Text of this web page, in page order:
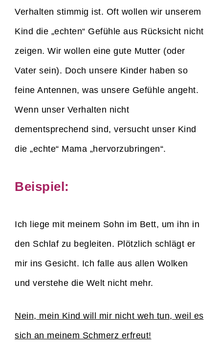
Verhalten stimmig ist. Oft wollen wir unserem
Kind die „echten“ Gefühle aus Rücksicht nicht
zeigen. Wir wollen eine gute Mutter (oder
Vater sein). Doch unsere Kinder haben so
feine Antennen, was unsere Gefühle angeht.
Wenn unser Verhalten nicht
dementsprechend sind, versucht unser Kind
die „echte“ Mama „hervorzubringen“.
Beispiel:
Ich liege mit meinem Sohn im Bett, um ihn in
den Schlaf zu begleiten. Plötzlich schlägt er
mir ins Gesicht. Ich falle aus allen Wolken
und verstehe die Welt nicht mehr.
Nein, mein Kind will mir nicht weh tun, weil es
sich an meinem Schmerz erfreut!